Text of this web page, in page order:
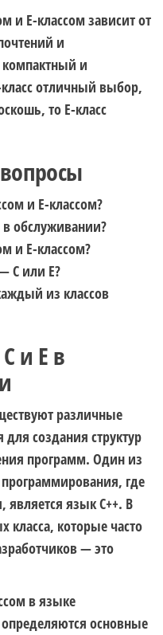
и E-классом зависит от
и
компактный и
отличный выбор,
то E-класс
и E-классом?
обслуживании?
и E-классом?
C или E?
из классов
и E в
различные
создания структур
программ. Один из
где
является язык C++. В
класса, которые часто
— это
в языке
основные